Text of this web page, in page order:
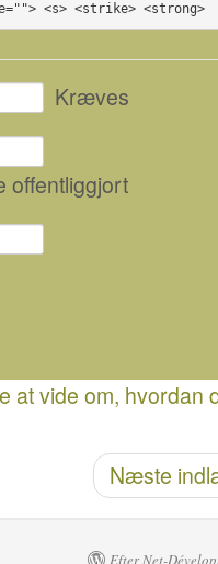
<s> <strike> <strong>
Kræves
offentliggjort
at vide om, hvordan
Næste
Efter Net-